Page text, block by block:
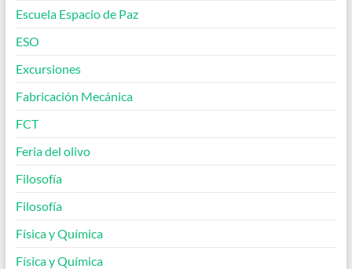
Escuela Espacio de Paz
ESO
Excursiones
Fabricación Mecánica
FCT
Feria del olivo
Filosofía
Filosofía
Física y Química
Física y Química